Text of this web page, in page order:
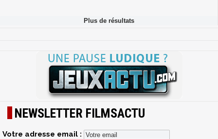
NEWSLETTER FILMSACTU
Votre adresse email :